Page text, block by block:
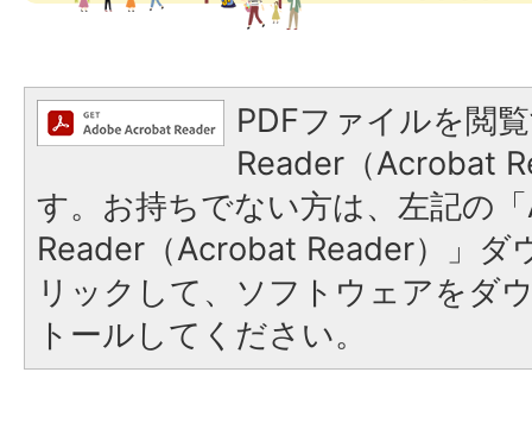
PDFファイルを閲
Reader（Acrobat
す。お持ちでない方は、左記の
Reader（Acrobat Reader）」ダ
リックして、ソフトウェアをダ
トールしてください。